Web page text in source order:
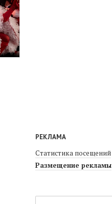
РЕКЛАМА
Статистика посещений
Размещение рекламы